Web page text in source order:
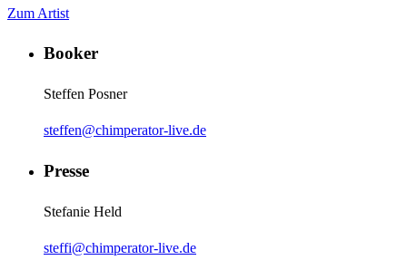
Zum Artist
Booker
Steffen Posner
steffen@chimperator-live.de
Presse
Stefanie Held
steffi@chimperator-live.de